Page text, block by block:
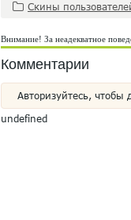
Скины
Внимание! За неадекватное
Комментарии
Авторизуйтесь, чтобы
undefined